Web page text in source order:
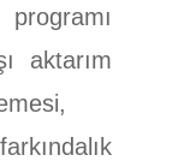
aktarım